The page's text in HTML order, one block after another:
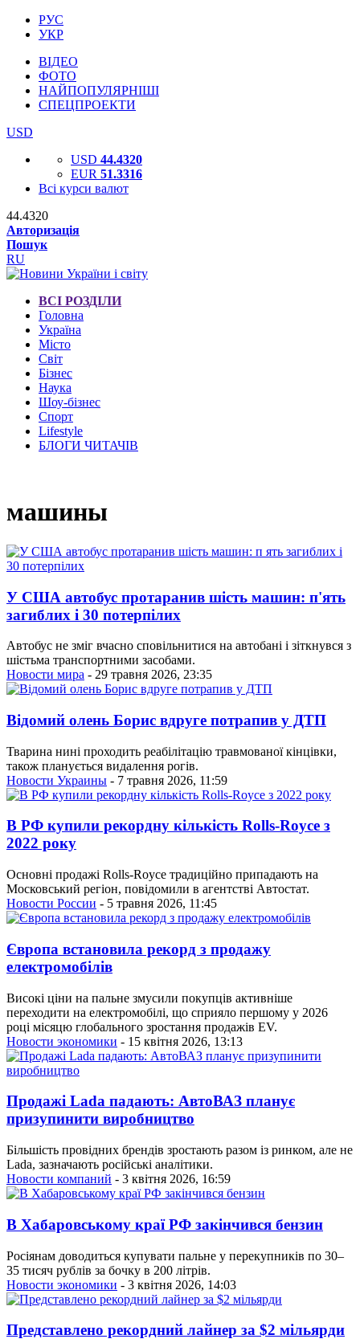
РУС
УКР
ВІДЕО
ФОТО
НАЙПОПУЛЯРНІШІ
СПЕЦПРОЕКТИ
USD
USD 44.4320
EUR 51.3316
Всі курси валют
44.4320
Авторизація
Пошук
RU
ВСІ РОЗДІЛИ
Головна
Україна
Місто
Світ
Бізнес
Наука
Шоу-бізнес
Спорт
Lifestyle
БЛОГИ ЧИТАЧІВ
машины
У США автобус протаранив шість машин: п'ять
загиблих і 30 потерпілих
Автобус не зміг вчасно сповільнитися на автобані і зіткнувся з
шістьма транспортними засобами.
Новости мира - 29 травня 2026, 23:35
Відомий олень Борис вдруге потрапив у ДТП
Тварина нині проходить реабілітацію травмованої кінцівки,
також планується видалення рогів.
Новости Украины - 7 травня 2026, 11:59
В РФ купили рекордну кількість Rolls-Royce з
2022 року
Основні продажі Rolls-Royce традиційно припадають на
Московський регіон, повідомили в агентстві Автостат.
Новости России - 5 травня 2026, 11:45
Європа встановила рекорд з продажу
електромобілів
Високі ціни на пальне змусили покупців активніше
переходити на електромобілі, що сприяло першому у 2026
році місяцю глобального зростання продажів EV.
Новости экономики - 15 квітня 2026, 13:13
Продажі Lada падають: АвтоВАЗ планує
призупинити виробництво
Більшість провідних брендів зростають разом із ринком, але не
Lada, зазначають російські аналітики.
Новости компаний - 3 квітня 2026, 16:59
В Хабаровському краї РФ закінчився бензин
Росіянам доводиться купувати пальне у перекупників по 30–
35 тисяч рублів за бочку в 200 літрів.
Новости экономики - 3 квітня 2026, 14:03
Представлено рекордний лайнер за $2 мільярди